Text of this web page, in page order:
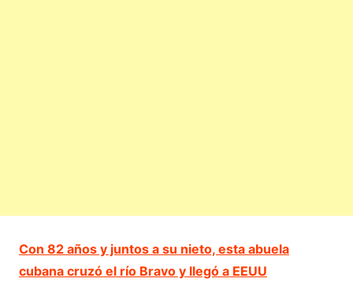
Con 82 años y juntos a su nieto, esta abuela
cubana cruzó el río Bravo y llegó a EEUU